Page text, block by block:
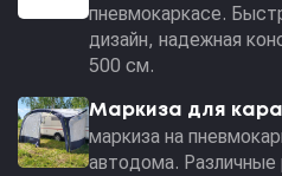
пневмокаркасе.
дизайн, надежная
500 см.
Маркиза для
маркиза на
автодома.